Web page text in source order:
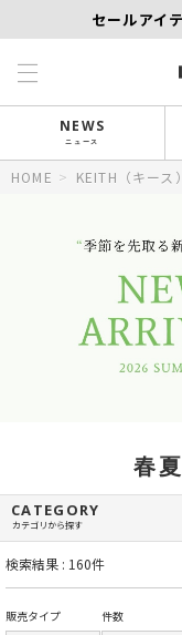
セールアイ
NEWS
ニュース
HOME > KEITH（キース）
春
CATEGORY
カテゴリから探す
検索結果 : 160件
販売タイプ 件数